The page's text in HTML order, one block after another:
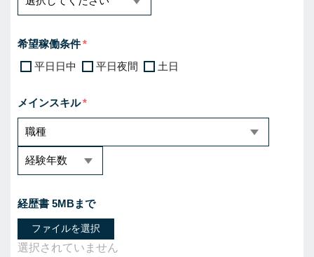
希望稼働条件
平日日中
平日夜間 土日
メインスキル
経歴書 5MBまで
ファイルを選択